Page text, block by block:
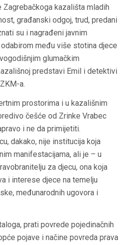
kazališta mladih
građanski odgoj, trud, predani
su i nagrađeni javnim
među više stotina djece
glumačkim
predstavi Emil i detektivi
a.
prostorima i u kazališnim
češće od Zrinke Vrabec
i ne da primijetiti.
dakako, nije institucija koja
manifestacijama, ali je – u
za djecu, ona koja
i interese djece na teme­lju
međunarodnih ugovora i
prati povrede pojedinačnih
pojave i načine povreda prava